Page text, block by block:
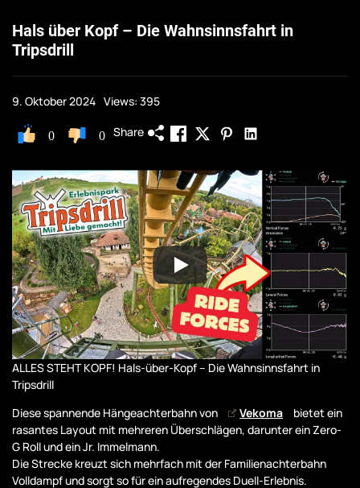
Hals über Kopf – Die Wahnsinnsfahrt in
Tripsdrill
9. Oktober 2024 Views: 395
0 0 Share
ALLES STEHT KOPF! Hals-über-Kopf – Die Wahnsinnsfahrt in
Tripsdrill
Diese spannende Hängeachterbahn von
Vekoma
bietet ein
rasantes Layout mit mehreren Überschlägen, darunter ein Zero-
G Roll und ein Jr. Immelmann.
Die Strecke kreuzt sich mehrfach mit der Familienachterbahn
Volldampf und sorgt so für ein aufregendes Duell-Erlebnis.